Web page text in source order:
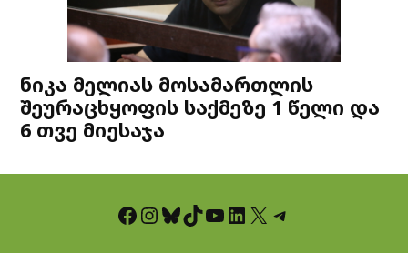
ნიკა მელიას მოსამართლის
შეურაცხყოფის საქმეზე 1 წელი და
6 თვე მიესაჯა
Facebook InstagramBluesky TikTok YouTube LinkedIn X Telegram